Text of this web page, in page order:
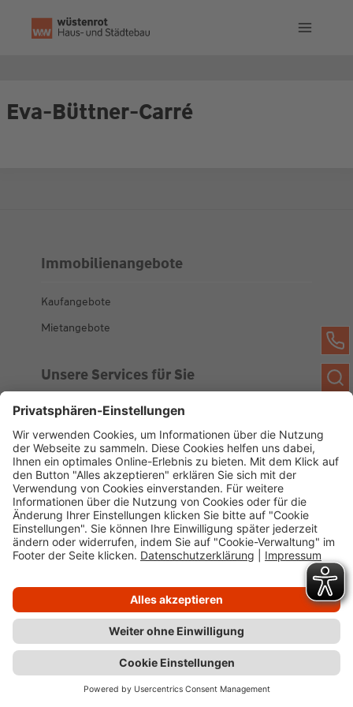
Inhalt
Eva-Büttner-Carré
Immobilienangebote
Kaufangebote
Mietangebote
Unsere Services für Sie
Kundenportal
Ankaufsprofil
Über WHS
Unsere Geschichte
News
Impressum Datenschutz Cookie-Verwaltung
Barrierefreiheit Kundenportal
Wüstenrot Haus- und Städtebau